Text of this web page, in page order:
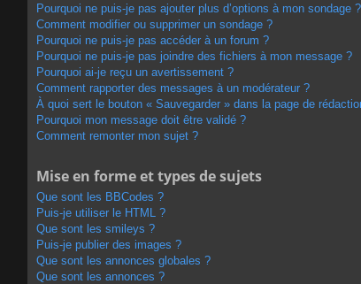
Pourquoi ne puis-je pas ajouter plus d’options à mon sondage ?
Comment modifier ou supprimer un sondage ?
Pourquoi ne puis-je pas accéder à un forum ?
Pourquoi ne puis-je pas joindre des fichiers à mon message ?
Pourquoi ai-je reçu un avertissement ?
Comment rapporter des messages à un modérateur ?
À quoi sert le bouton « Sauvegarder » dans la page de
Pourquoi mon message doit être validé ?
Comment remonter mon sujet ?
Mise en forme et types de sujets
Que sont les BBCodes ?
Puis-je utiliser le HTML ?
Que sont les smileys ?
Puis-je publier des images ?
Que sont les annonces globales ?
Que sont les annonces ?